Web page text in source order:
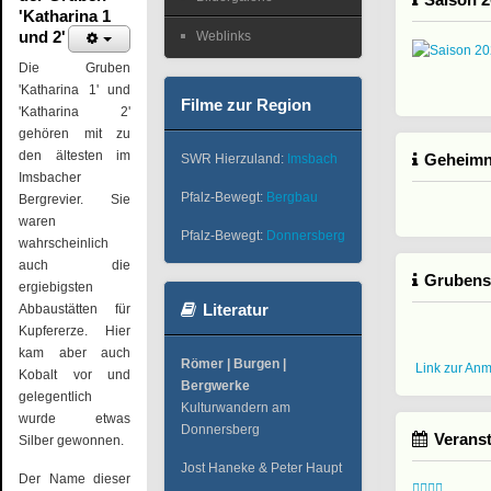
'Katharina 1
und 2'
Die Gruben
'Katharina 1' und
'Katharina 2'
gehören mit zu
den ältesten im
Imsbacher
Bergrevier. Sie
waren
wahrscheinlich
auch die
ergiebigsten
Abbaustätten für
Kupfererze. Hier
kam aber auch
Kobalt vor und
gelegentlich
wurde etwas
Silber gewonnen.
Der Name dieser
Weblinks
Filme zur Region
SWR Hierzuland: Imsbach
Pfalz-Bewegt: Bergbau
Pfalz-Bewegt: Donnersberg
Literatur
Römer | Burgen |
Bergwerke
Kulturwandern am
Donnersberg
Jost Haneke & Peter Haupt
Link zur